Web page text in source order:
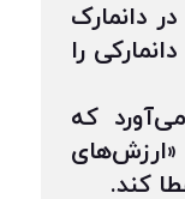
دانمارک
را
که
کند.